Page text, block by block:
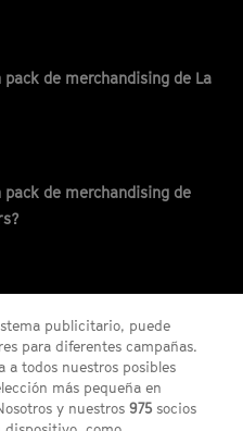
de merchandising de La
pack de merchandising de
publicitario, puede
para diferentes campañas.
a todos nuestros posibles
más pequeña en
y nuestros975 socios